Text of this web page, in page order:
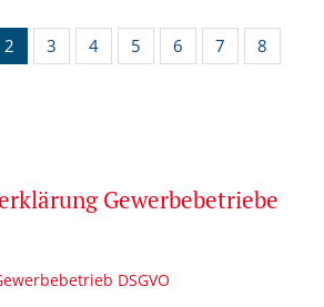
2 3 4 5 6 7
8
Gewerbebetriebe
DSGVO